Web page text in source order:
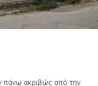
πάνω ακριβώς από την